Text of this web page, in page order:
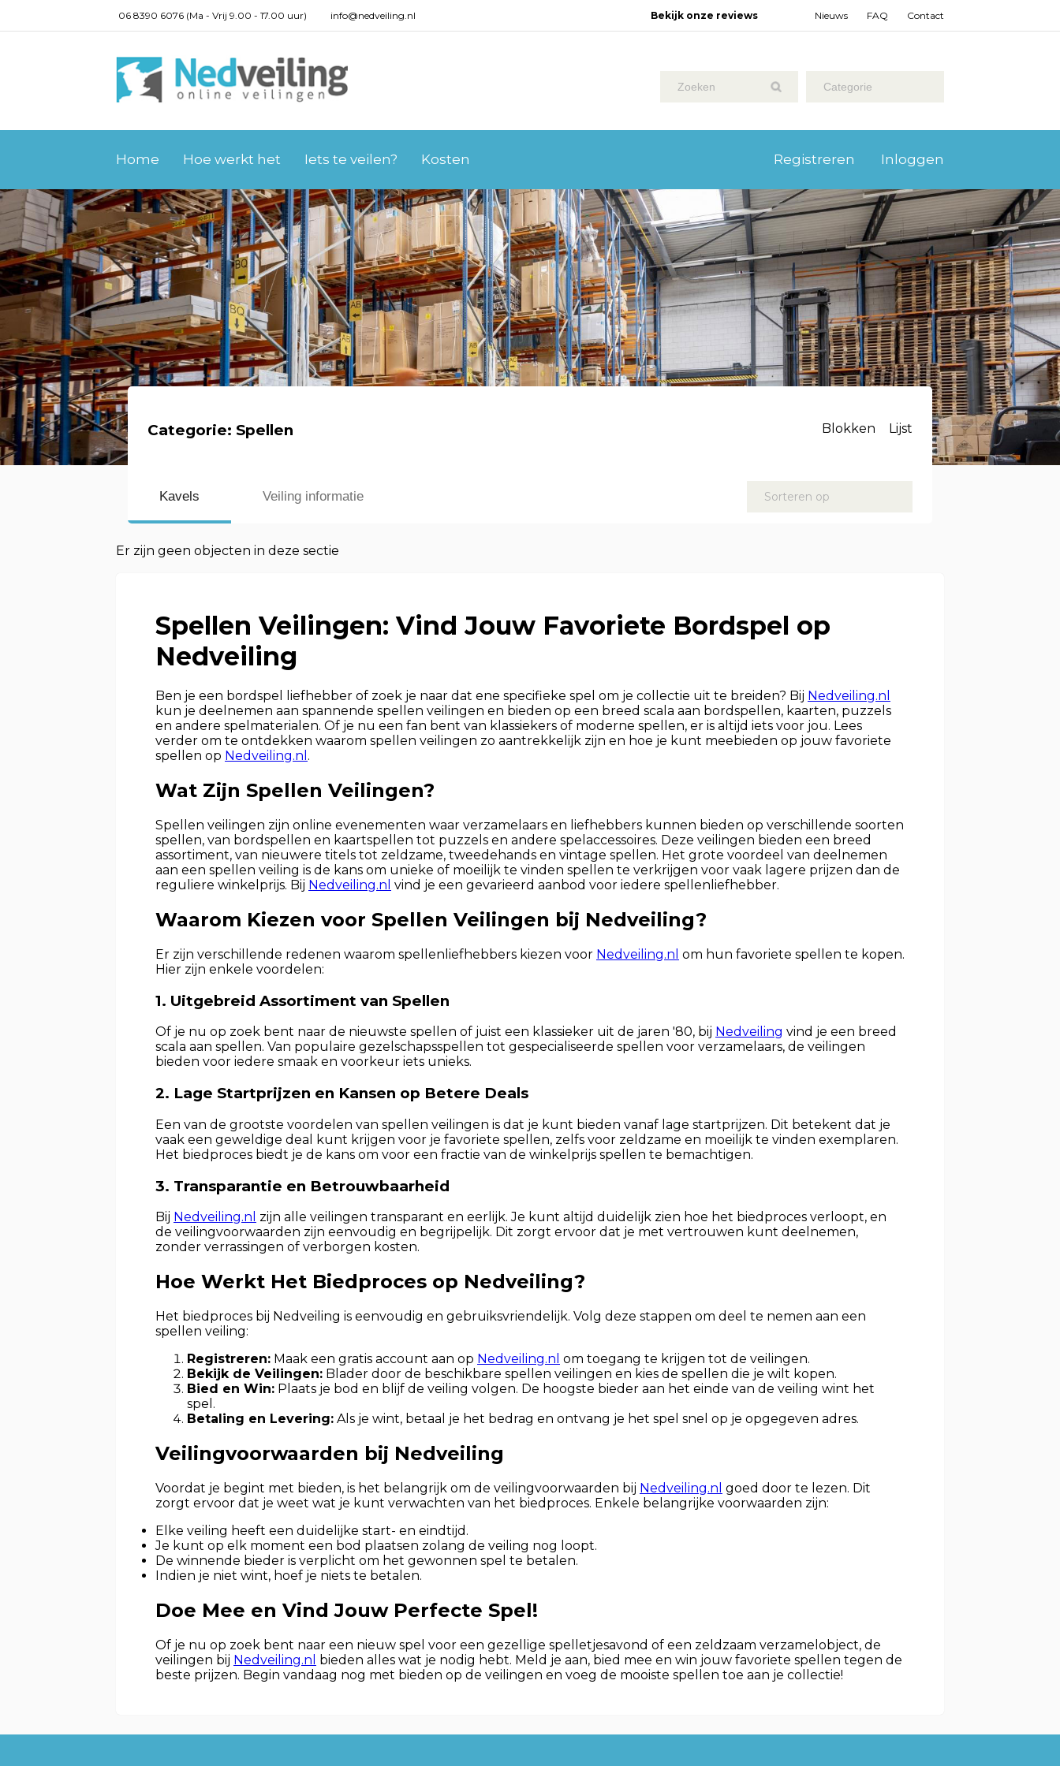
06 8390 6076 (Ma - Vrij 9.00 - 17.00 uur) info@nedveiling.nl Contact
FAQ
Nieuws
Bekijk onze reviews
Categorie
Home Hoe werkt het Iets te veilen? Kosten Inloggen
Registreren
Categorie: Spellen Blokken Lijst
Kavels Veiling informatie Sorteren op
Er zijn geen objecten in deze sectie
Spellen Veilingen: Vind Jouw Favoriete Bordspel op
Nedveiling
Ben je een bordspel liefhebber of zoek je naar dat ene specifieke spel om je collectie uit te breiden? Bij Nedveiling.nl
kun je deelnemen aan spannende spellen veilingen en bieden op een breed scala aan bordspellen, kaarten, puzzels
en andere spelmaterialen. Of je nu een fan bent van klassiekers of moderne spellen, er is altijd iets voor jou. Lees
verder om te ontdekken waarom spellen veilingen zo aantrekkelijk zijn en hoe je kunt meebieden op jouw favoriete
spellen op Nedveiling.nl .
Wat Zijn Spellen Veilingen?
Spellen veilingen zijn online evenementen waar verzamelaars en liefhebbers kunnen bieden op verschillende soorten
spellen, van bordspellen en kaartspellen tot puzzels en andere spelaccessoires. Deze veilingen bieden een breed
assortiment, van nieuwere titels tot zeldzame, tweedehands en vintage spellen. Het grote voordeel van deelnemen
aan een spellen veiling is de kans om unieke of moeilijk te vinden spellen te verkrijgen voor vaak lagere prijzen dan de
reguliere winkelprijs. Bij Nedveiling.nl vind je een gevarieerd aanbod voor iedere spellenliefhebber.
Waarom Kiezen voor Spellen Veilingen bij Nedveiling?
Er zijn verschillende redenen waarom spellenliefhebbers kiezen voor Nedveiling.nl om hun favoriete spellen te kopen.
Hier zijn enkele voordelen:
1. Uitgebreid Assortiment van Spellen
Of je nu op zoek bent naar de nieuwste spellen of juist een klassieker uit de jaren '80, bij Nedveiling vind je een breed
scala aan spellen. Van populaire gezelschapsspellen tot gespecialiseerde spellen voor verzamelaars, de veilingen
bieden voor iedere smaak en voorkeur iets unieks.
2. Lage Startprijzen en Kansen op Betere Deals
Een van de grootste voordelen van spellen veilingen is dat je kunt bieden vanaf lage startprijzen. Dit betekent dat je
vaak een geweldige deal kunt krijgen voor je favoriete spellen, zelfs voor zeldzame en moeilijk te vinden exemplaren.
Het biedproces biedt je de kans om voor een fractie van de winkelprijs spellen te bemachtigen.
3. Transparantie en Betrouwbaarheid
Bij Nedveiling.nl zijn alle veilingen transparant en eerlijk. Je kunt altijd duidelijk zien hoe het biedproces verloopt, en
de veilingvoorwaarden zijn eenvoudig en begrijpelijk. Dit zorgt ervoor dat je met vertrouwen kunt deelnemen,
zonder verrassingen of verborgen kosten.
Hoe Werkt Het Biedproces op Nedveiling?
Het biedproces bij Nedveiling is eenvoudig en gebruiksvriendelijk. Volg deze stappen om deel te nemen aan een
spellen veiling:
Registreren: Maak een gratis account aan op Nedveiling.nl om toegang te krijgen tot de veilingen.
Bekijk de Veilingen: Blader door de beschikbare spellen veilingen en kies de spellen die je wilt kopen.
Bied en Win: Plaats je bod en blijf de veiling volgen. De hoogste bieder aan het einde van de veiling wint het
spel.
Betaling en Levering: Als je wint, betaal je het bedrag en ontvang je het spel snel op je opgegeven adres.
Veilingvoorwaarden bij Nedveiling
Voordat je begint met bieden, is het belangrijk om de veilingvoorwaarden bij Nedveiling.nl goed door te lezen. Dit
zorgt ervoor dat je weet wat je kunt verwachten van het biedproces. Enkele belangrijke voorwaarden zijn:
Elke veiling heeft een duidelijke start- en eindtijd.
Je kunt op elk moment een bod plaatsen zolang de veiling nog loopt.
De winnende bieder is verplicht om het gewonnen spel te betalen.
Indien je niet wint, hoef je niets te betalen.
Doe Mee en Vind Jouw Perfecte Spel!
Of je nu op zoek bent naar een nieuw spel voor een gezellige spelletjesavond of een zeldzaam verzamelobject, de
veilingen bij Nedveiling.nl bieden alles wat je nodig hebt. Meld je aan, bied mee en win jouw favoriete spellen tegen de
beste prijzen. Begin vandaag nog met bieden op de veilingen en voeg de mooiste spellen toe aan je collectie!